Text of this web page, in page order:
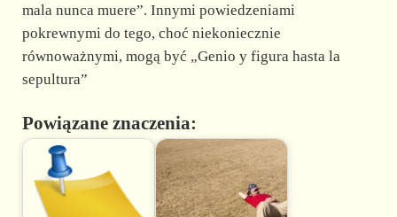
mala nunca muere”. Innymi powiedzeniami
pokrewnymi do tego, choć niekoniecznie
równoważnymi, mogą być „Genio y figura hasta la
sepultura”
Powiązane znaczenia: